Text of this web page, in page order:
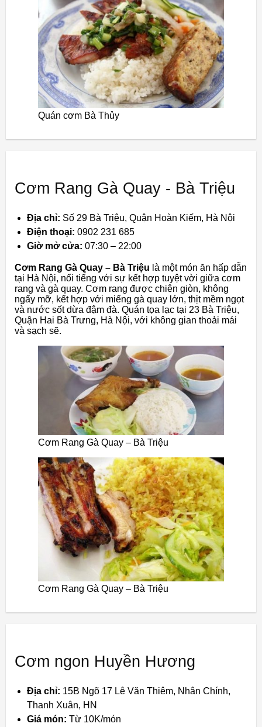
Quán cơm Bà Thủy
Cơm Rang Gà Quay - Bà Triệu
Địa chỉ: Số 29 Bà Triệu, Quận Hoàn Kiếm, Hà Nội
Điện thoại: 0902 231 685
Giờ mở cửa: 07:30 – 22:00
Cơm Rang Gà Quay – Bà Triệu là một món ăn hấp dẫn
tại Hà Nội, nổi tiếng với sự kết hợp tuyệt vời giữa cơm
rang và gà quay. Cơm rang được chiên giòn, không
ngấy mỡ, kết hợp với miếng gà quay lớn, thịt mềm ngọt
và nước sốt dừa đậm đà. Quán tọa lạc tại 23 Bà Triệu,
Quận Hai Bà Trưng, Hà Nội, với không gian thoải mái
và sạch sẽ.
Cơm Rang Gà Quay – Bà Triệu
Cơm Rang Gà Quay – Bà Triệu
Cơm ngon Huyền Hương
Địa chỉ: 15B Ngõ 17 Lê Văn Thiêm, Nhân Chính,
Thanh Xuân, HN
Giá món: Từ 10K/món